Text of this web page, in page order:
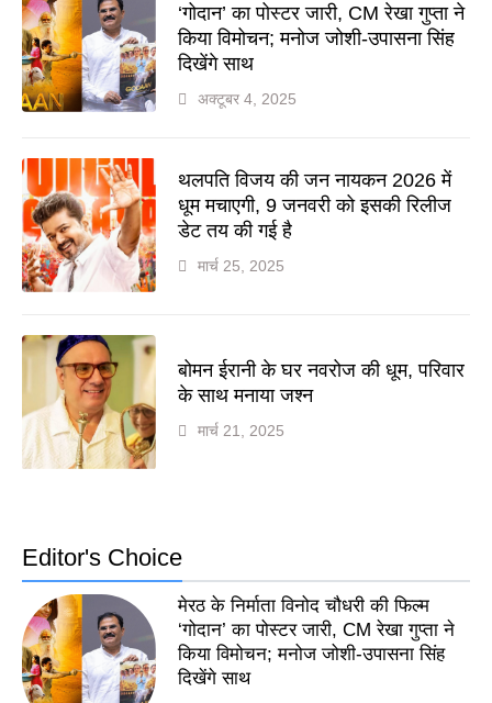
‘गोदान’ का पोस्टर जारी, CM रेखा गुप्ता ने
किया विमोचन; मनोज जोशी-उपासना सिंह
दिखेंगे साथ
अक्टूबर 4, 2025
थलपति विजय की जन नायकन 2026 में
धूम मचाएगी, 9 जनवरी को इसकी रिलीज
डेट तय की गई है
मार्च 25, 2025
बोमन ईरानी के घर नवरोज की धूम, परिवार
के साथ मनाया जश्न
मार्च 21, 2025
Editor's Choice
मेरठ के निर्माता विनोद चौधरी की फिल्म
‘गोदान’ का पोस्टर जारी, CM रेखा गुप्ता ने
किया विमोचन; मनोज जोशी-उपासना सिंह
दिखेंगे साथ